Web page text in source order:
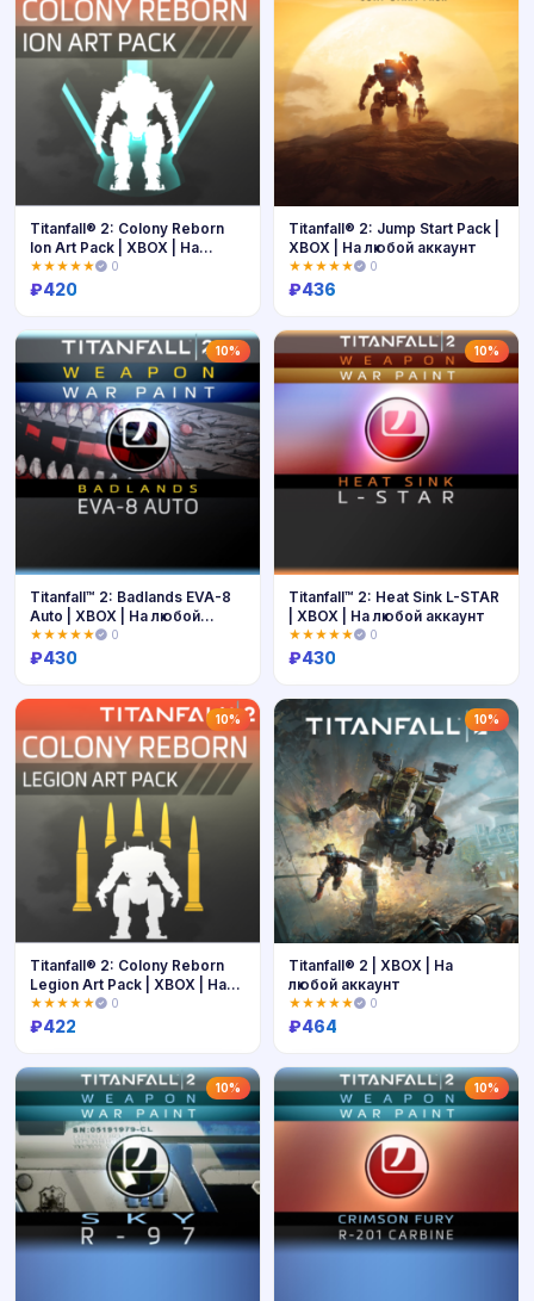
Купить
Titanfall® 2: Colony Reborn
Ion Art Pack | XBOX | На
любой аккаунт
★★★★★ 0
₽420
Купить
Titanfall® 2: Jump Start Pack |
XBOX | На любой аккаунт
★★★★★ 0
₽436
10%
Купить
Titanfall™ 2: Badlands EVA-8
Auto | XBOX | На любой
аккаунт
★★★★★ 0
₽430
10%
Купить
Titanfall™ 2: Heat Sink L-STAR
| XBOX | На любой аккаунт
★★★★★ 0
₽430
10%
Купить
Titanfall® 2: Colony Reborn
Legion Art Pack | XBOX | На
любой аккаунт
★★★★★ 0
₽422
10%
Купить
Titanfall® 2 | XBOX | На
любой аккаунт
★★★★★ 0
₽464
10% 10%